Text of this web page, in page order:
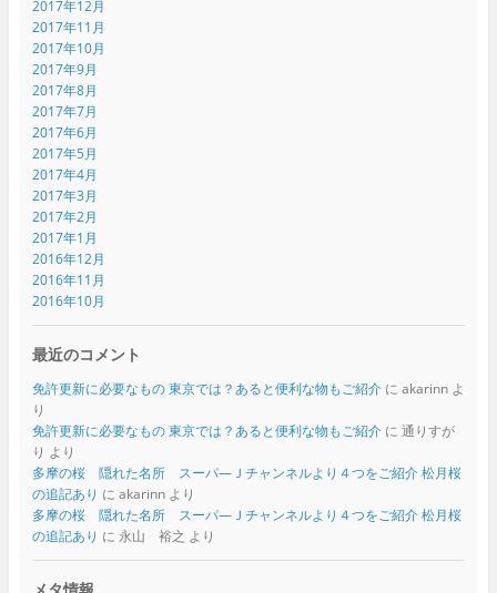
2017年12月
2017年11月
2017年10月
2017年9月
2017年8月
2017年7月
2017年6月
2017年5月
2017年4月
2017年3月
2017年2月
2017年1月
2016年12月
2016年11月
2016年10月
最近のコメント
免許更新に必要なもの 東京では？あると便利な物もご紹介に akarinnよ
り
免許更新に必要なもの 東京では？あると便利な物もご紹介に 通りすが
り より
多摩の桜 隠れた名所 スーパ―Ｊチャンネルより４つをご紹介 松月桜
の追記あり に akarinnより
多摩の桜 隠れた名所 スーパ―Ｊチャンネルより４つをご紹介 松月桜
の追記あり に 永山 裕之 より